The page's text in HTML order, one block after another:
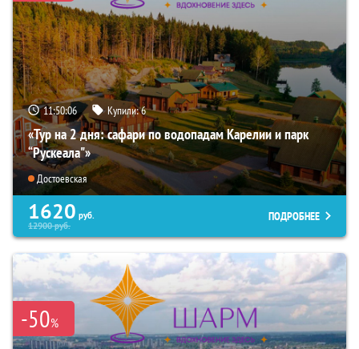
11:50:05 Купили:6
«Тур на 2 дня: сафари по водопадам Карелии и парк
“Рускеала"»
Достоевская
1620 руб.
12900руб.
ПОДРОБНЕЕ
-50%